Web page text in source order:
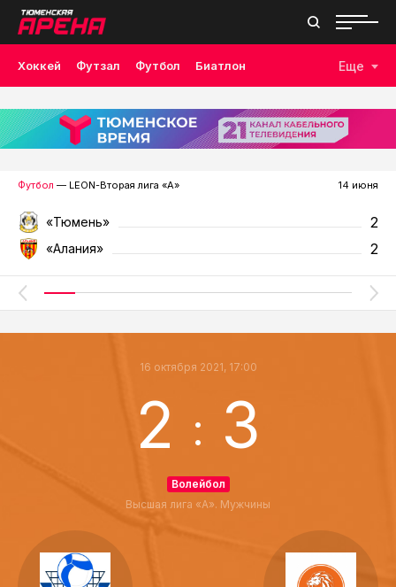
Хоккей Футзал Футбол Биатлон
Лыжные гонки Волейбол Плавание Дзюдо
Скалолазание Велоспорт Бокс
Еще
Футбол — LEON-Вторая лига «А» 14 июня
«Тюмень» 2
«Алания» 2
16 октября 2021, 17:00
2 : 3
Волейбол
Высшая лига «А». Мужчины